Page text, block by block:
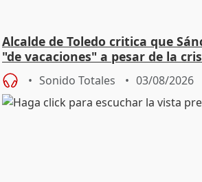
Alcalde de Toledo critica que
"de vacaciones" a pesar de la
Sonido Totales 03/08/2026